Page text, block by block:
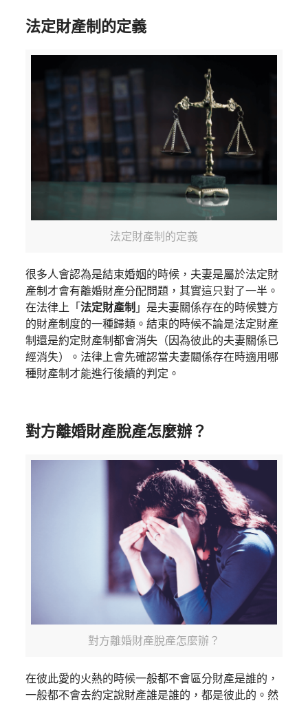
法定財產制的定義
法定財產制的定義
很多人會認為是結束婚姻的時候，夫妻是屬於法定財
產制才會有離婚財產分配問題，其實這只對了一半。
在法律上「 法定財產制 」是夫妻關係存在的時候雙方
的財產制度的一種歸類。結束的時候不論是法定財產
制還是約定財產制都會消失（因為彼此的夫妻關係已
經消失）。法律上會先確認當夫妻關係存在時適用哪
種財產制才能進行後續的判定。
對方離婚財產脫產怎麼辦？
對方離婚財產脫產怎麼辦？
在彼此愛的火熱的時候一般都不會區分財產是誰的，
一般都不會去約定說財產誰是誰的，都是彼此的。然